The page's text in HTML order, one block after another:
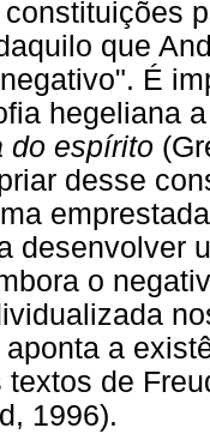
constituições
que
É
hegeliana
do espírito
desse
desenvolver
o
aponta a
textos de
1996).